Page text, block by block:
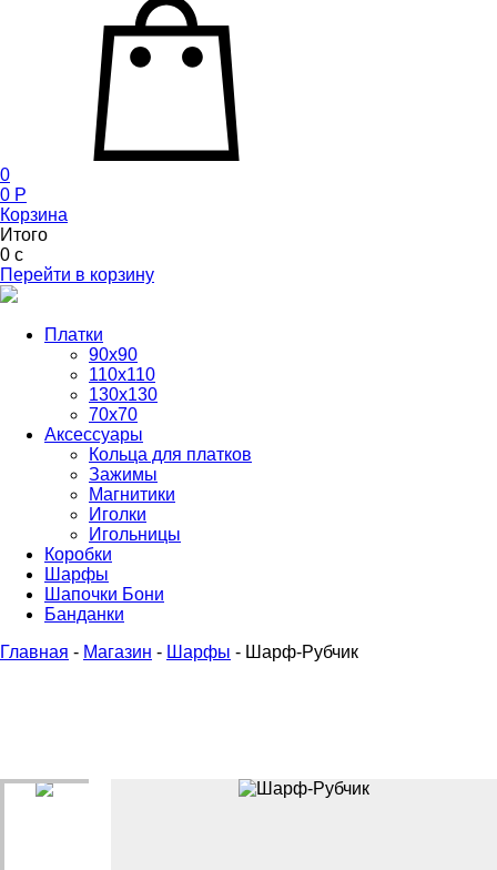
0
0 P
Корзина
Итого
0 c
Перейти в корзину
Платки
90x90
110x110
130x130
70х70
Аксессуары
Кольца для платков
Зажимы
Магнитики
Иголки
Игольницы
Коробки
Шарфы
Шапочки Бони
Банданки
Главная - Магазин - Шарфы - Шарф-Рубчик